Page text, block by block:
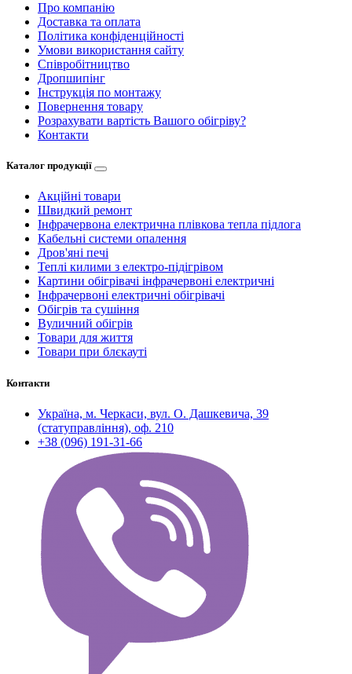
Про компанію
Доставка та оплата
Політика конфіденційності
Умови використання сайту
Співробітництво
Дропшипінг
Інструкція по монтажу
Повернення товару
Розрахувати вартість Вашого обігріву?
Контакти
Каталог продукції
Акційні товари
Швидкий ремонт
Інфрачервона електрична плівкова тепла підлога
Кабельні системи опалення
Дров'яні печі
Теплі килими з електро-підігрівом
Картини обігрівачі інфрачервоні електричні
Інфрачервоні електричні обігрівачі
Обігрів та сушіння
Вуличний обігрів
Товари для життя
Товари при блєкауті
Контакти
Україна, м. Черкаси, вул. О. Дашкевича, 39
(статуправління), оф. 210
+38 (096) 191-31-66